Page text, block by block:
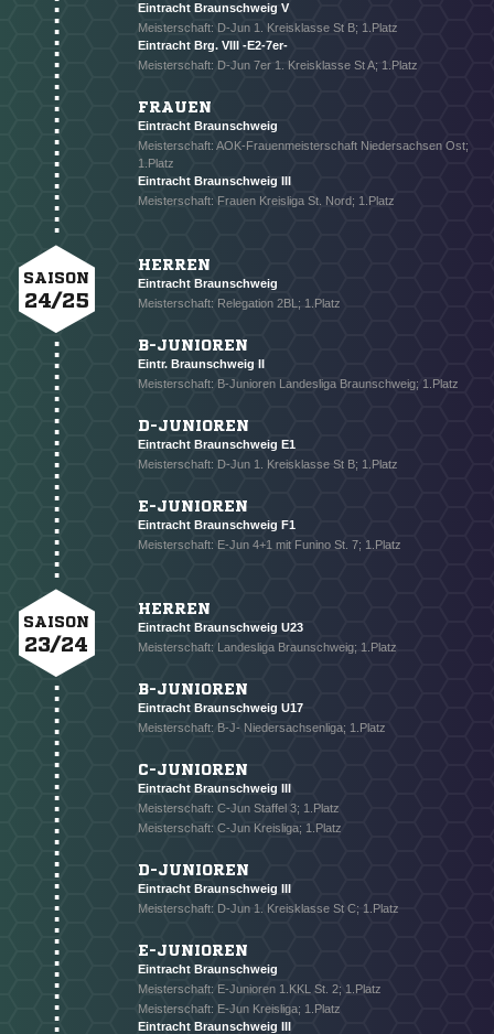
NACHRICHT SENDEN
* Pflichtfelder
Eintracht Braunschweig V
Meisterschaft: D-Jun 1. Kreisklasse St B; 1.Platz
Eintracht Brg. VIII -E2-7er-
Meisterschaft: D-Jun 7er 1. Kreisklasse St A; 1.Platz
FRAUEN
Eintracht Braunschweig
Meisterschaft: AOK-Frauenmeisterschaft Niedersachsen Ost;
1.Platz
Eintracht Braunschweig III
Meisterschaft: Frauen Kreisliga St. Nord; 1.Platz
SAISON
24/25
HERREN
Eintracht Braunschweig
Meisterschaft: Relegation 2BL; 1.Platz
B-JUNIOREN
Eintr. Braunschweig II
Meisterschaft: B-Junioren Landesliga Braunschweig; 1.Platz
D-JUNIOREN
Eintracht Braunschweig E1
Meisterschaft: D-Jun 1. Kreisklasse St B; 1.Platz
E-JUNIOREN
Eintracht Braunschweig F1
Meisterschaft: E-Jun 4+1 mit Funino St. 7; 1.Platz
SAISON
23/24
HERREN
Eintracht Braunschweig U23
Meisterschaft: Landesliga Braunschweig; 1.Platz
B-JUNIOREN
Eintracht Braunschweig U17
Meisterschaft: B-J- Niedersachsenliga; 1.Platz
C-JUNIOREN
Eintracht Braunschweig III
Meisterschaft: C-Jun Staffel 3; 1.Platz
Meisterschaft: C-Jun Kreisliga; 1.Platz
D-JUNIOREN
Eintracht Braunschweig III
Meisterschaft: D-Jun 1. Kreisklasse St C; 1.Platz
E-JUNIOREN
Eintracht Braunschweig
Meisterschaft: E-Junioren 1.KKL St. 2; 1.Platz
Meisterschaft: E-Jun Kreisliga; 1.Platz
Eintracht Braunschweig III